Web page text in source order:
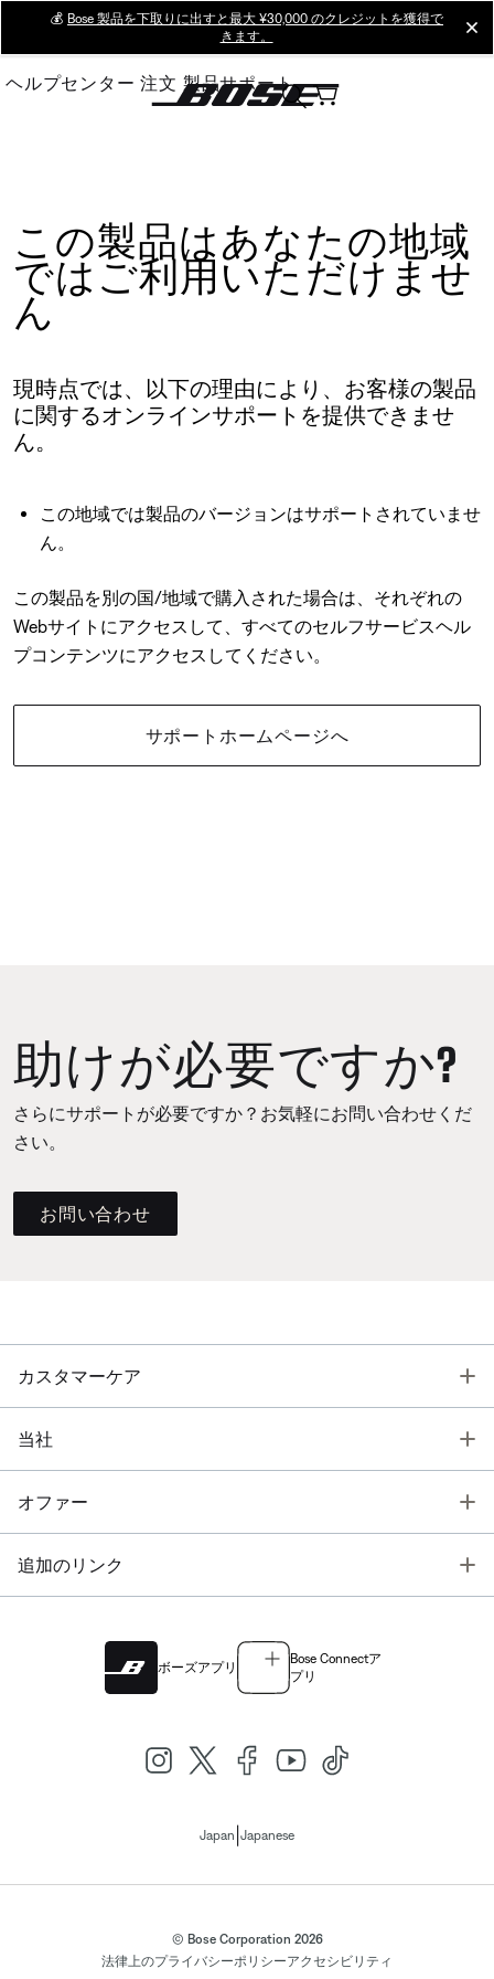
Main
💰 Bose 製品を下取りに出すと最大 ¥30,000 のクレジットを獲得で
きます。
ヘルプセンター 注文 製品サポート
この製品はあなたの地域
ではご利用いただけませ
ん
現時点では、以下の理由により、お客様の製品
に関するオンラインサポートを提供できませ
ん。
この地域では製品のバージョンはサポートされていませ
ん。
この製品を別の国/地域で購入された場合は、それぞれの
Webサイトにアクセスして、すべてのセルフサービスヘル
プコンテンツにアクセスしてください。
サポートホームページへ
助けが必要ですか?
さらにサポートが必要ですか？お気軽にお問い合わせくだ
さい。
お問い合わせ
カスタマーケア
当社
オファー
追加のリンク
ボーズアプリ
Bose Connectア
プリ
Japan Japanese
© Bose Corporation 2026
法律上のプライバシーポリシーアクセシビリティ